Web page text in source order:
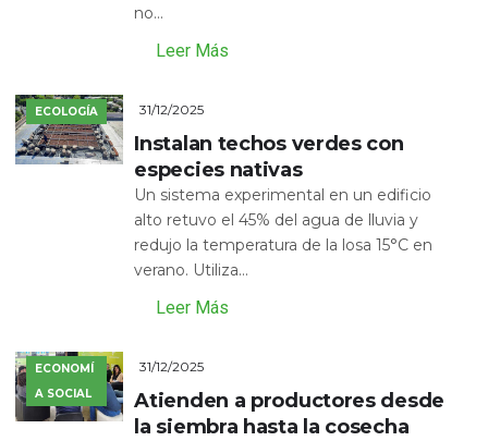
no...
Leer Más
ECOLOGÍA 31/12/2025
Instalan techos verdes con
especies nativas
Un sistema experimental en un edificio
alto retuvo el 45% del agua de lluvia y
redujo la temperatura de la losa 15°C en
verano. Utiliza...
Leer Más
ECONOMÍ
A SOCIAL
31/12/2025
Atienden a productores desde
la siembra hasta la cosecha